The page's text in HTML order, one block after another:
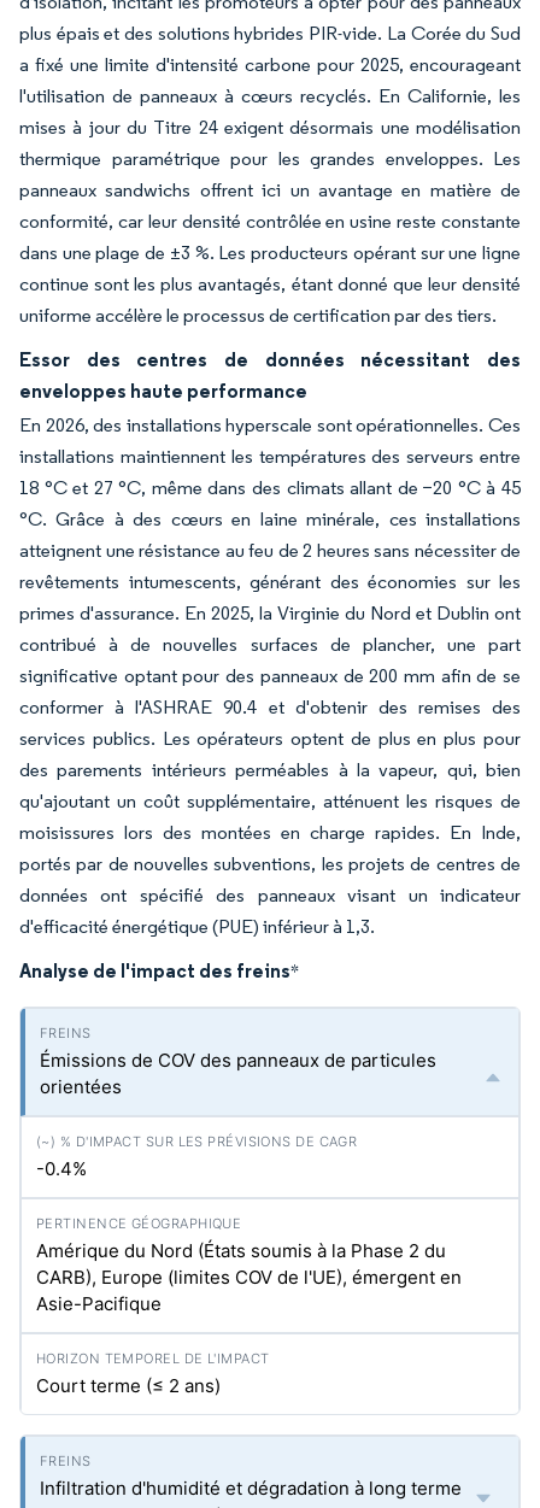
plus épais et des solutions hybrides PIR-vide. La Corée du Sud
a fixé une limite d'intensité carbone pour 2025, encourageant
l'utilisation de panneaux à cœurs recyclés. En Californie, les
mises à jour du Titre 24 exigent désormais une modélisation
thermique paramétrique pour les grandes enveloppes. Les
panneaux sandwichs offrent ici un avantage en matière de
conformité, car leur densité contrôlée en usine reste constante
dans une plage de ±3 %. Les producteurs opérant sur une ligne
continue sont les plus avantagés, étant donné que leur densité
uniforme accélère le processus de certification par des tiers.
Essor des centres de données nécessitant des
enveloppes haute performance
En 2026, des installations hyperscale sont opérationnelles. Ces
installations maintiennent les températures des serveurs entre
18 °C et 27 °C, même dans des climats allant de −20 °C à 45
°C. Grâce à des cœurs en laine minérale, ces installations
atteignent une résistance au feu de 2 heures sans nécessiter de
revêtements intumescents, générant des économies sur les
primes d'assurance. En 2025, la Virginie du Nord et Dublin ont
contribué à de nouvelles surfaces de plancher, une part
significative optant pour des panneaux de 200 mm afin de se
conformer à l'ASHRAE 90.4 et d'obtenir des remises des
services publics. Les opérateurs optent de plus en plus pour
des parements intérieurs perméables à la vapeur, qui, bien
qu'ajoutant un coût supplémentaire, atténuent les risques de
moisissures lors des montées en charge rapides. En Inde,
portés par de nouvelles subventions, les projets de centres de
données ont spécifié des panneaux visant un indicateur
d'efficacité énergétique (PUE) inférieur à 1,3.
Analyse de l'impact des freins*
Émissions de COV des panneaux de particules
orientées
-0.4%
Amérique du Nord (États soumis à la Phase 2 du
CARB), Europe (limites COV de l'UE), émergent en
Asie-Pacifique
Court terme (≤ 2 ans)
Infiltration d'humidité et dégradation à long terme